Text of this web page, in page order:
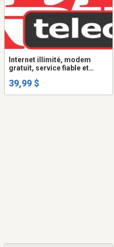
Internet illimité, modem
gratuit, service fiable et
39,99 $